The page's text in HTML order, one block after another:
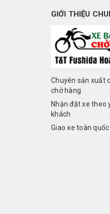
GIỚI THIỆU
Chuyên sản xuất
chở hàng
Nhận đặt xe theo
khách
Giao xe toàn quốc